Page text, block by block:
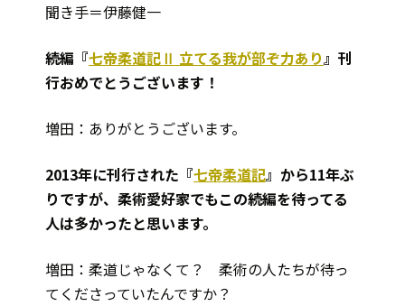
聞き手＝伊藤健一
――続編『七帝柔道記Ⅱ 立てる我が部ぞ力あり』刊
行おめでとうございます！
増田：ありがとうございます。
――2013年に刊行された『七帝柔道記』から11年ぶ
りですが、柔術愛好家でもこの続編を待ってる
人は多かったと思います。
増田：柔道じゃなくて？ 柔術の人たちが待っ
てくださっていたんですか？